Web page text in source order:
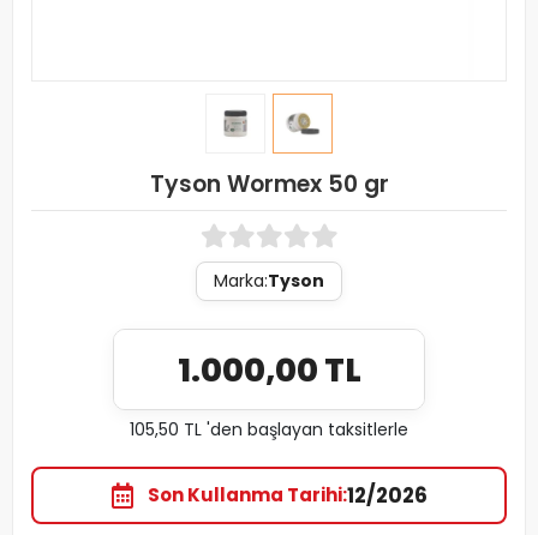
Tyson Wormex 50 gr
Marka:Tyson
1.000,00 TL
105,50 TL 'den başlayan taksitlerle
Son Kullanma Tarihi12/2026